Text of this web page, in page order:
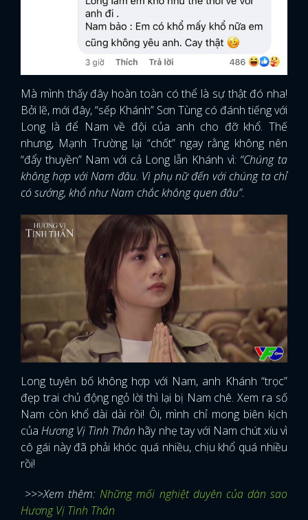
Mà mình thấy đây hoàn toàn có thể là sự thật đó nha!
Bởi lẽ, mới đây, “sếp Khánh” Sơn Tùng có đánh tiếng với
Long là để Nam về đội của anh cho đỡ khổ. Thế
nhưng, Mạnh Trường lại “chốt” ngay rằng không nên
“đẩy thuyền” Nam với cả Long lẫn Khánh vì: “Chúng ta
không hợp với Nam đâu. Vì phụ nữ đến với chúng ta chỉ
có sướng, khổ như Nam chắc không quen đâu”.
Long tuyên bố không hợp với Nam, anh Khánh “trọc”
đẹp trai chủ động ngỏ lời thì lại bị Nam chê. Xem ra số
Nam còn khổ dài dài rồi! Ôi, mình chỉ mong biên kịch
củaHương Vị Tình Thân hãy nhẹ tay với Nam chút xíu vì
cô gái này đã phải khóc quá nhiều, chịu khổ quá nhiều
rồi!
>>>Xem thêm:Những mối nghiệt duyên của dàn sao
Hương Vị Tình Thân